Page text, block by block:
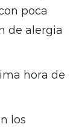
poca
de alergia
hora de
los